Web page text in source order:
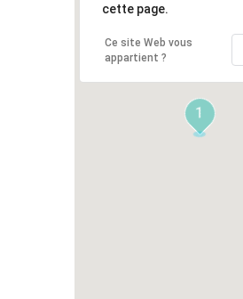
1
cette page.
Ce site Web vous
appartient ?